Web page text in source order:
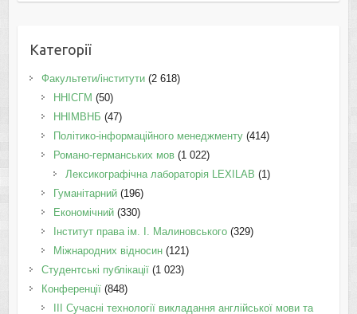
Категорії
Факультети/інститути(2 618)
ННІСГМ (50)
ННІМВНБ (47)
Політико-інформаційного менеджменту(414)
Романо-германських мов(1 022)
Лексикографічна лабораторія LEXILAB (1)
Гуманітарний(196)
Економічний(330)
Інститут права ім. І. Малиновського(329)
Міжнародних відносин(121)
Студентські публікації(1 023)
Конференції(848)
III Сучасні технології викладання англійської мови та